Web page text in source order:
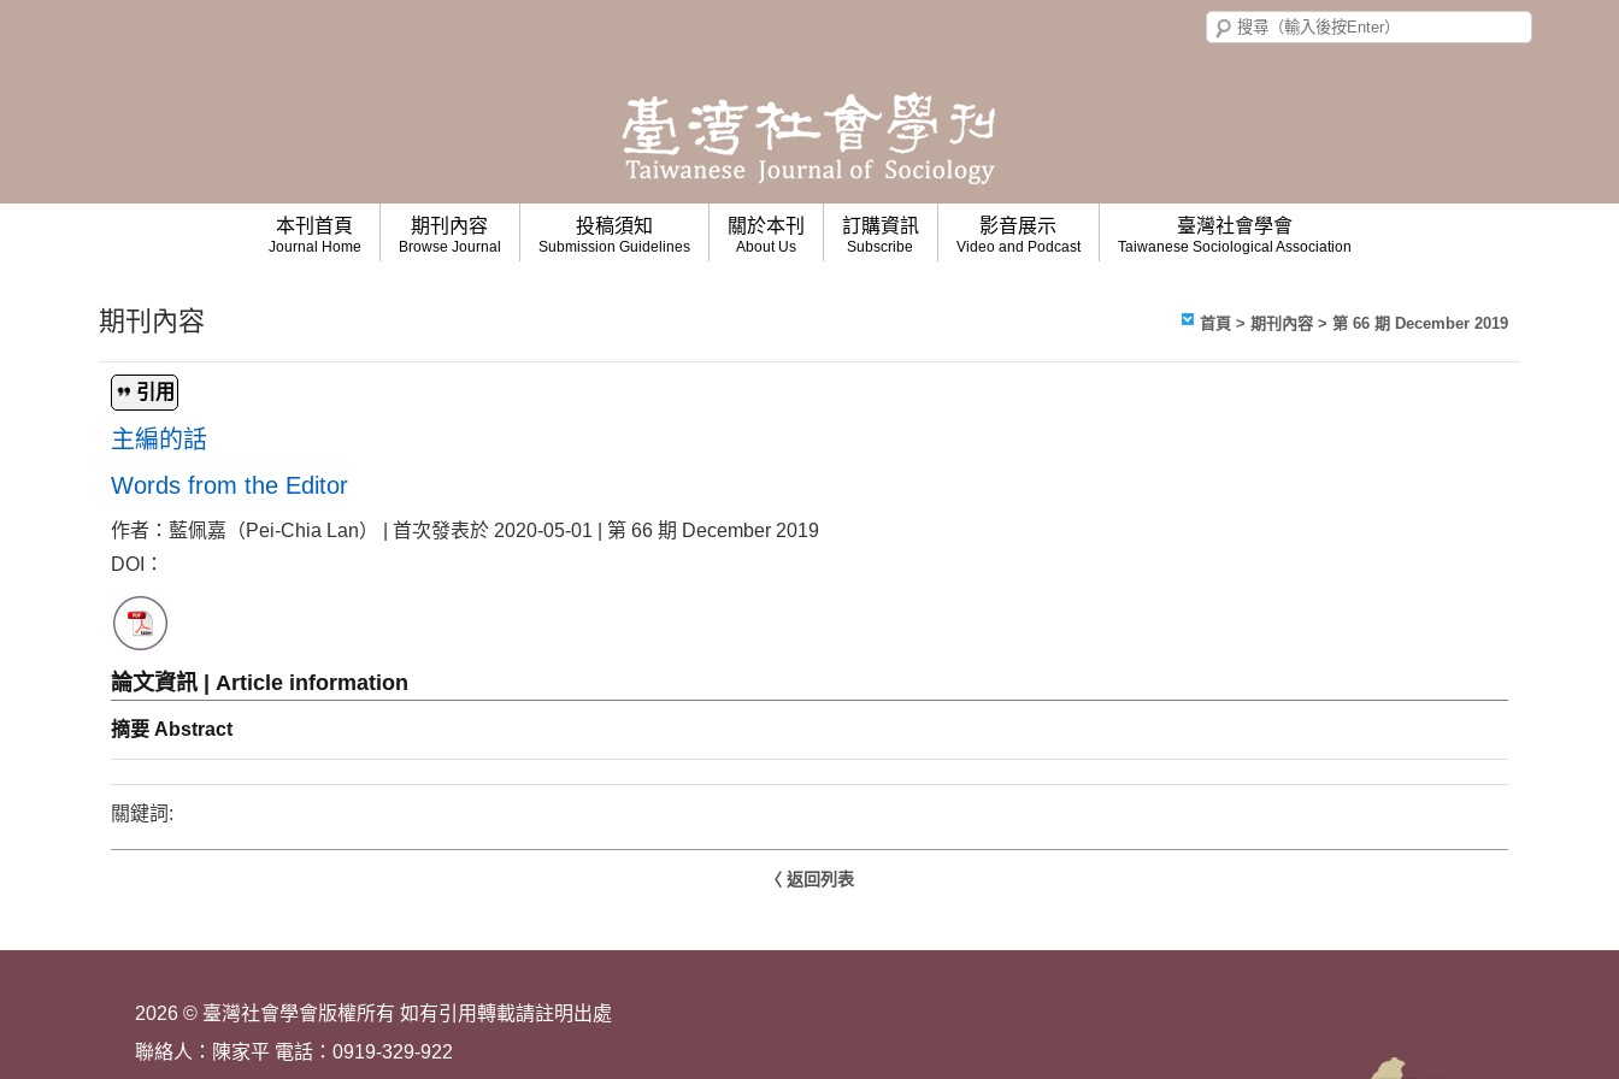
本刊首頁
Journal Home
期刊內容
Browse Journal
投稿須知
Submission Guidelines
關於本刊
About Us
訂購資訊
Subscribe
影音展示
Video and Podcast
臺灣社會學會
Taiwanese Sociological Association
期刊內容 首頁 > 期刊內容 > 第 66 期 December 2019
引用
主編的話
Words from the Editor
作者：藍佩嘉（Pei-Chia Lan） | 首次發表於 2020-05-01 | 第 66 期 December 2019
DOI：
論文資訊 | Article information
摘要 Abstract
關鍵詞:
〈 返回列表
2026 © 臺灣社會學會版權所有 如有引用轉載請註明出處
聯絡人：陳家平 電話：0919-329-922